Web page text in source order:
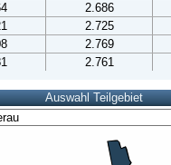
2.686
2.725
2.769
2.761